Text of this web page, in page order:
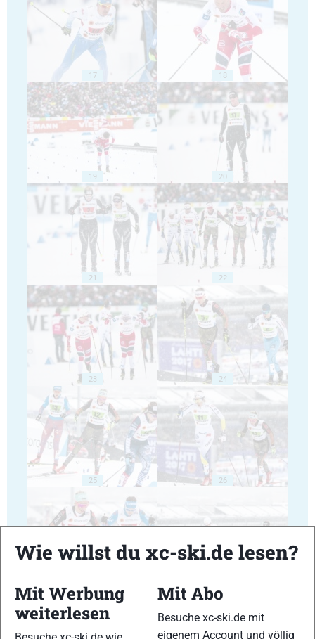
17 18
19 20
21 22
23 24
25 26
Wie willst du xc-ski.de lesen?
Mit Werbung
weiterlesen
Mit Abo
Besuche xc-ski.de mit
eigenem Account und völlig